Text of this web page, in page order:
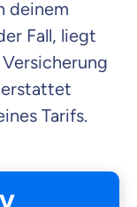
deinem
Fall, liegt
Tarifs.